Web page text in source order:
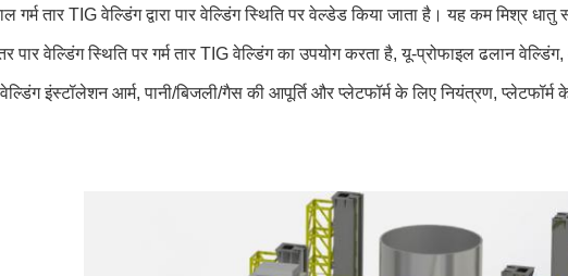
गर्म तार TIG वेल्डिंग द्वारा पार वेल्डिंग स्थिति पर वेल्डेड किया जाता है। यह कम
वेल्डिंग स्थिति पर गर्म तार TIG वेल्डिंग का उपयोग करता है, यू-प्रोफाइल ढलान
इंस्टॉलेशन आर्म, पानी/बिजली/गैस की आपूर्ति और प्लेटफॉर्म के लिए नियंत्रण,